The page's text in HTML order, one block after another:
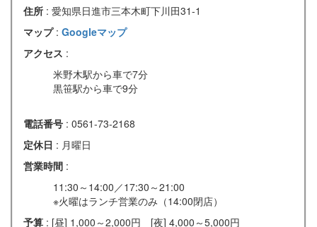
住所 : 愛知県日進市三本木町下川田31-1
マップ : Googleマップ
アクセス :
米野木駅から車で7分
黒笹駅から車で9分
電話番号 : 0561-73-2168
定休日 : 月曜日
営業時間 :
11:30～14:00／17:30～21:00
※火曜はランチ営業のみ（14:00閉店）
予算 : [昼] 1,000～2,000円 [夜] 4,000～5,000円